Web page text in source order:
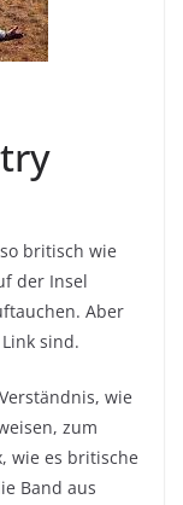
britisch wie
der Insel
Aber
sind.
wie
zum
wie es britische
Band aus